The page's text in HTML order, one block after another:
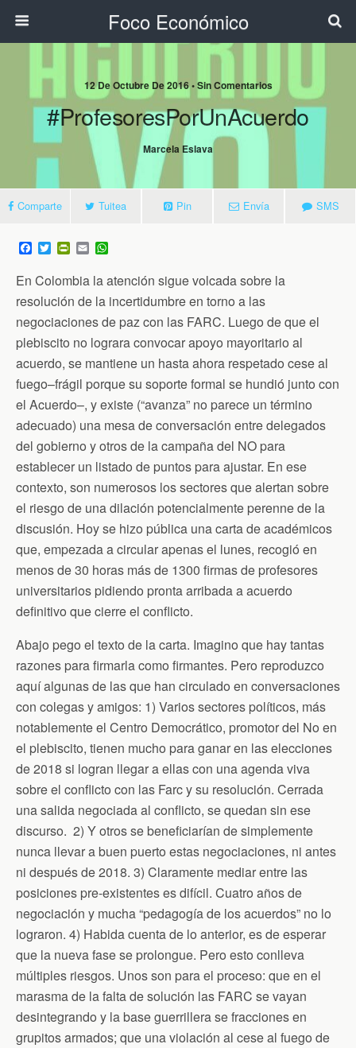
Foco Económico
12 De Octubre De 2016 • Sin Comentarios
#ProfesoresPorUnAcuerdo
Marcela Eslava
Comparte Tuitea Pin Envía SMS
F
a
c
e
b
o
o
k
T
w
i
t
t
e
r
P
i
n
t
F
r
e
n
l
y
E
m
a
i
l
a
t
s
A
p
p
En Colombia la atención sigue volcada sobre la
resolución de la incertidumbre en torno a las
negociaciones de paz con las FARC. Luego de que el
plebiscito no lograra convocar apoyo mayoritario al
acuerdo, se mantiene un hasta ahora respetado cese al
fuego–frágil porque su soporte formal se hundió junto con
el Acuerdo–, y existe (“avanza” no parece un término
adecuado) una mesa de conversación entre delegados
del gobierno y otros de la campaña del NO para
establecer un listado de puntos para ajustar. En ese
contexto, son numerosos los sectores que alertan sobre
el riesgo de una dilación potencialmente perenne de la
discusión. Hoy se hizo pública una carta de académicos
que, empezada a circular apenas el lunes, recogió en
menos de 30 horas más de 1300 firmas de profesores
universitarios pidiendo pronta arribada a acuerdo
definitivo que cierre el conflicto.
Abajo pego el texto de la carta. Imagino que hay tantas
razones para firmarla como firmantes. Pero reproduzco
aquí algunas de las que han circulado en conversaciones
con colegas y amigos: 1) Varios sectores políticos, más
notablemente el Centro Democrático, promotor del No en
el plebiscito, tienen mucho para ganar en las elecciones
de 2018 si logran llegar a ellas con una agenda viva
sobre el conflicto con las Farc y su resolución. Cerrada
una salida negociada al conflicto, se quedan sin ese
discurso. 2) Y otros se beneficiarían de simplemente
nunca llevar a buen puerto estas negociaciones, ni antes
ni después de 2018. 3) Claramente mediar entre las
posiciones pre-existentes es difícil. Cuatro años de
negociación y mucha “pedagogía de los acuerdos” no lo
lograron. 4) Habida cuenta de lo anterior, es de esperar
que la nueva fase se prolongue. Pero esto conlleva
múltiples riesgos. Unos son para el proceso: que en el
marasma de la falta de solución las FARC se vayan
desintegrando y la base guerrillera se fracciones en
grupitos armados; que una violación al cese al fuego de